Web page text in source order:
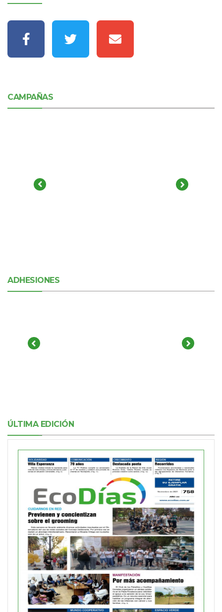
CAMPAÑAS
ADHESIONES
ÚLTIMA EDICIÓN